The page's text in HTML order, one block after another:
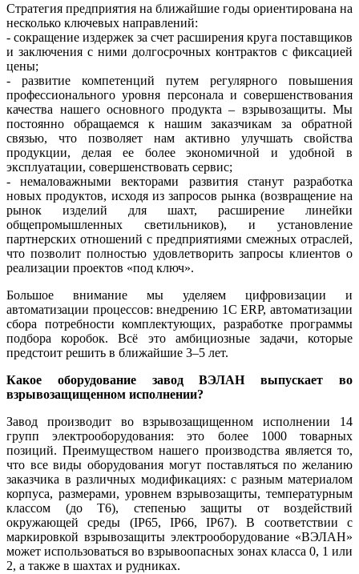
Стратегия предприятия на ближайшие годы ориентирована на
несколько ключевых направлений:
- сокращение издержек за счет расширения круга поставщиков
и заключения с ними долгосрочных контрактов с фиксацией
цены;
- развитие компетенций путем регулярного повышения
профессионального уровня персонала и совершенствования
качества нашего основного продукта – взрывозащиты. Мы
постоянно обращаемся к нашим заказчикам за обратной
связью, что позволяет нам активно улучшать свойства
продукции, делая ее более экономичной и удобной в
эксплуатации, совершенствовать сервис;
- немаловажными векторами развития станут разработка
новых продуктов, исходя из запросов рынка (возвращение на
рынок изделий для шахт, расширение линейки
общепромышленных светильников), и установление
партнерских отношений с предприятиями смежных отраслей,
что позволит полностью удовлетворить запросы клиентов о
реализации проектов «под ключ».
Большое внимание мы уделяем цифровизации и
автоматизации процессов: внедрению 1С ERP, автоматизации
сбора потребности комплектующих, разработке программы
подбора коробок. Всё это амбициозные задачи, которые
предстоит решить в ближайшие 3–5 лет.
Какое оборудование завод ­ВЭЛАН выпускает во
взрывозащищенном исполнении?
Завод производит во взрывозащищенном исполнении 14
групп электрооборудования: это более 1000 товарных
позиций. Преимуществом нашего производства является то,
что все ви­ды оборудования могут поставляться по желанию
заказчика в различных модификациях: с разным материалом
корпуса, размерами, уровнем взрывозащиты, температурным
классом (до Т6), степенью защиты от воздействий
окружающей среды (IP65, IP66, IP67). В соответствии с
маркировкой взрывозащиты электрооборудование «ВЭЛАН»
может использоваться во взрывоопасных зонах класса 0, 1 или
2, а также в шахтах и рудниках.